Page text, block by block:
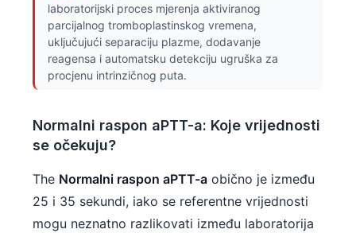
laboratorijski proces mjerenja aktiviranog
parcijalnog tromboplastinskog vremena,
uključujući separaciju plazme, dodavanje
reagensa i automatsku detekciju ugruška za
procjenu intrinzičnog puta.
Normalni raspon aPTT-a: Koje vrijednosti
se očekuju?
The Normalni raspon aPTT-a obično je između
25 i 35 sekundi, iako se referentne vrijednosti
mogu neznatno razlikovati između laboratorija